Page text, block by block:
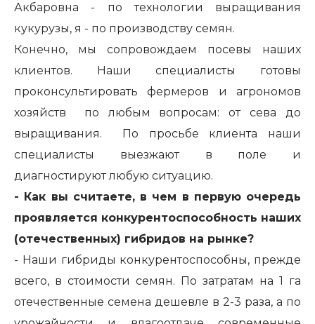
Акбаровна - по технологии выращивания
кукурузы, я - по производству семян.
Конечно, мы сопровождаем посевы наших
клиентов. Наши специалисты готовы
проконсультировать фермеров и агрономов
хозяйств по любым вопросам: от сева до
выращивания. По просьбе клиента наши
специалисты выезжают в поле и
диагностируют любую ситуацию.
- Как вы считаете, в чем в первую очередь
проявляется конкурентоспособность наших
(отечественных) гибридов на рынке?
- Наши гибриды конкурентоспособны, прежде
всего, в стоимости семян. По затратам на 1 га
отечественные семена дешевле в 2-3 раза, а по